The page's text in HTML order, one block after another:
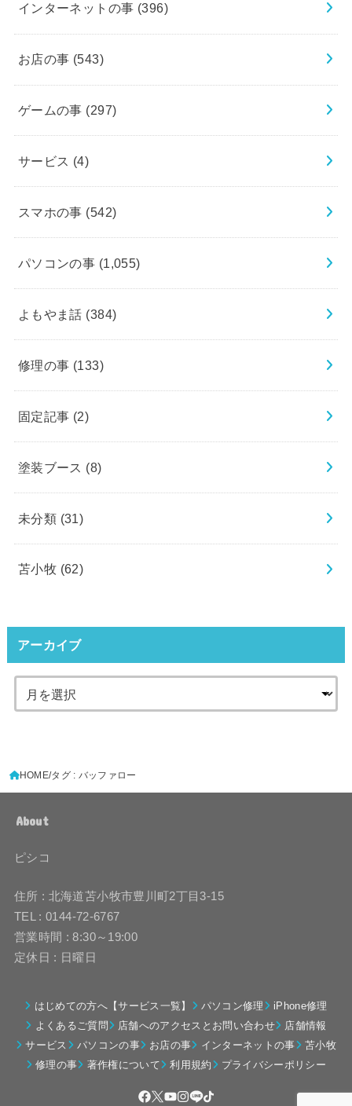
インターネットの事 (396)
お店の事 (543)
ゲームの事 (297)
サービス (4)
スマホの事 (542)
パソコンの事 (1,055)
よもやま話 (384)
修理の事 (133)
固定記事 (2)
塗装ブース (8)
未分類 (31)
苫小牧 (62)
アーカイブ
HOME タグ : バッファロー
About
ピシコ
住所 : 北海道苫小牧市豊川町2丁目3-15
TEL : 0144-72-6767
営業時間 : 8:30～19:00
定休日 : 日曜日
はじめての方へ【サービス一覧】 パソコン修理
iPhone修理
よくあるご質問
店舗へのアクセスとお問い合わせ
店舗情報
サービス
パソコンの事 お店の事 インターネットの事
苫小牧
修理の事
著作権について 利用規約 プライバシーポリシー